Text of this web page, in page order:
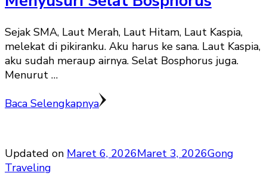
Sejak SMA, Laut Merah, Laut Hitam, Laut Kaspia,
melekat di pikiranku. Aku harus ke sana. Laut Kaspia,
aku sudah meraup airnya. Selat Bosphorus juga.
Menurut …
Baca Selengkapnya
Updated on Maret 6, 2026Maret 3, 2026Gong
Traveling